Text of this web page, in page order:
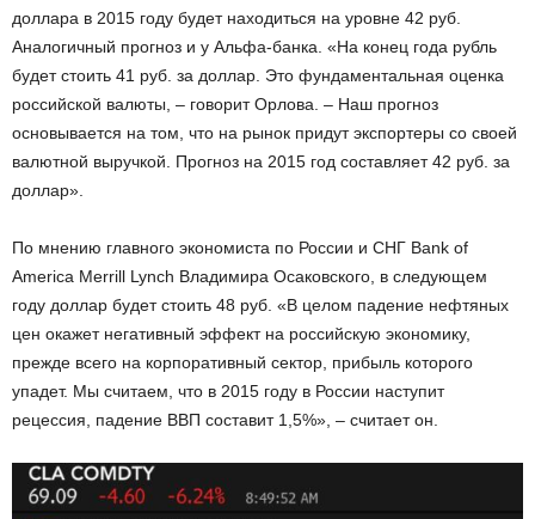
доллара в 2015 году будет находиться на уровне 42 руб.
Аналогичный прогноз и у Альфа-банка. «На конец года рубль
будет стоить 41 руб. за доллар. Это фундаментальная оценка
российской валюты, – говорит Орлова. – Наш прогноз
основывается на том, что на рынок придут экспортеры со своей
валютной выручкой. Прогноз на 2015 год составляет 42 руб. за
доллар».
По мнению главного экономиста по России и СНГ Bank of
America Merrill Lynch Владимира Осаковского, в следующем
году доллар будет стоить 48 руб. «В целом падение нефтяных
цен окажет негативный эффект на российскую экономику,
прежде всего на корпоративный сектор, прибыль которого
упадет. Мы считаем, что в 2015 году в России наступит
рецессия, падение ВВП составит 1,5%», – считает он.